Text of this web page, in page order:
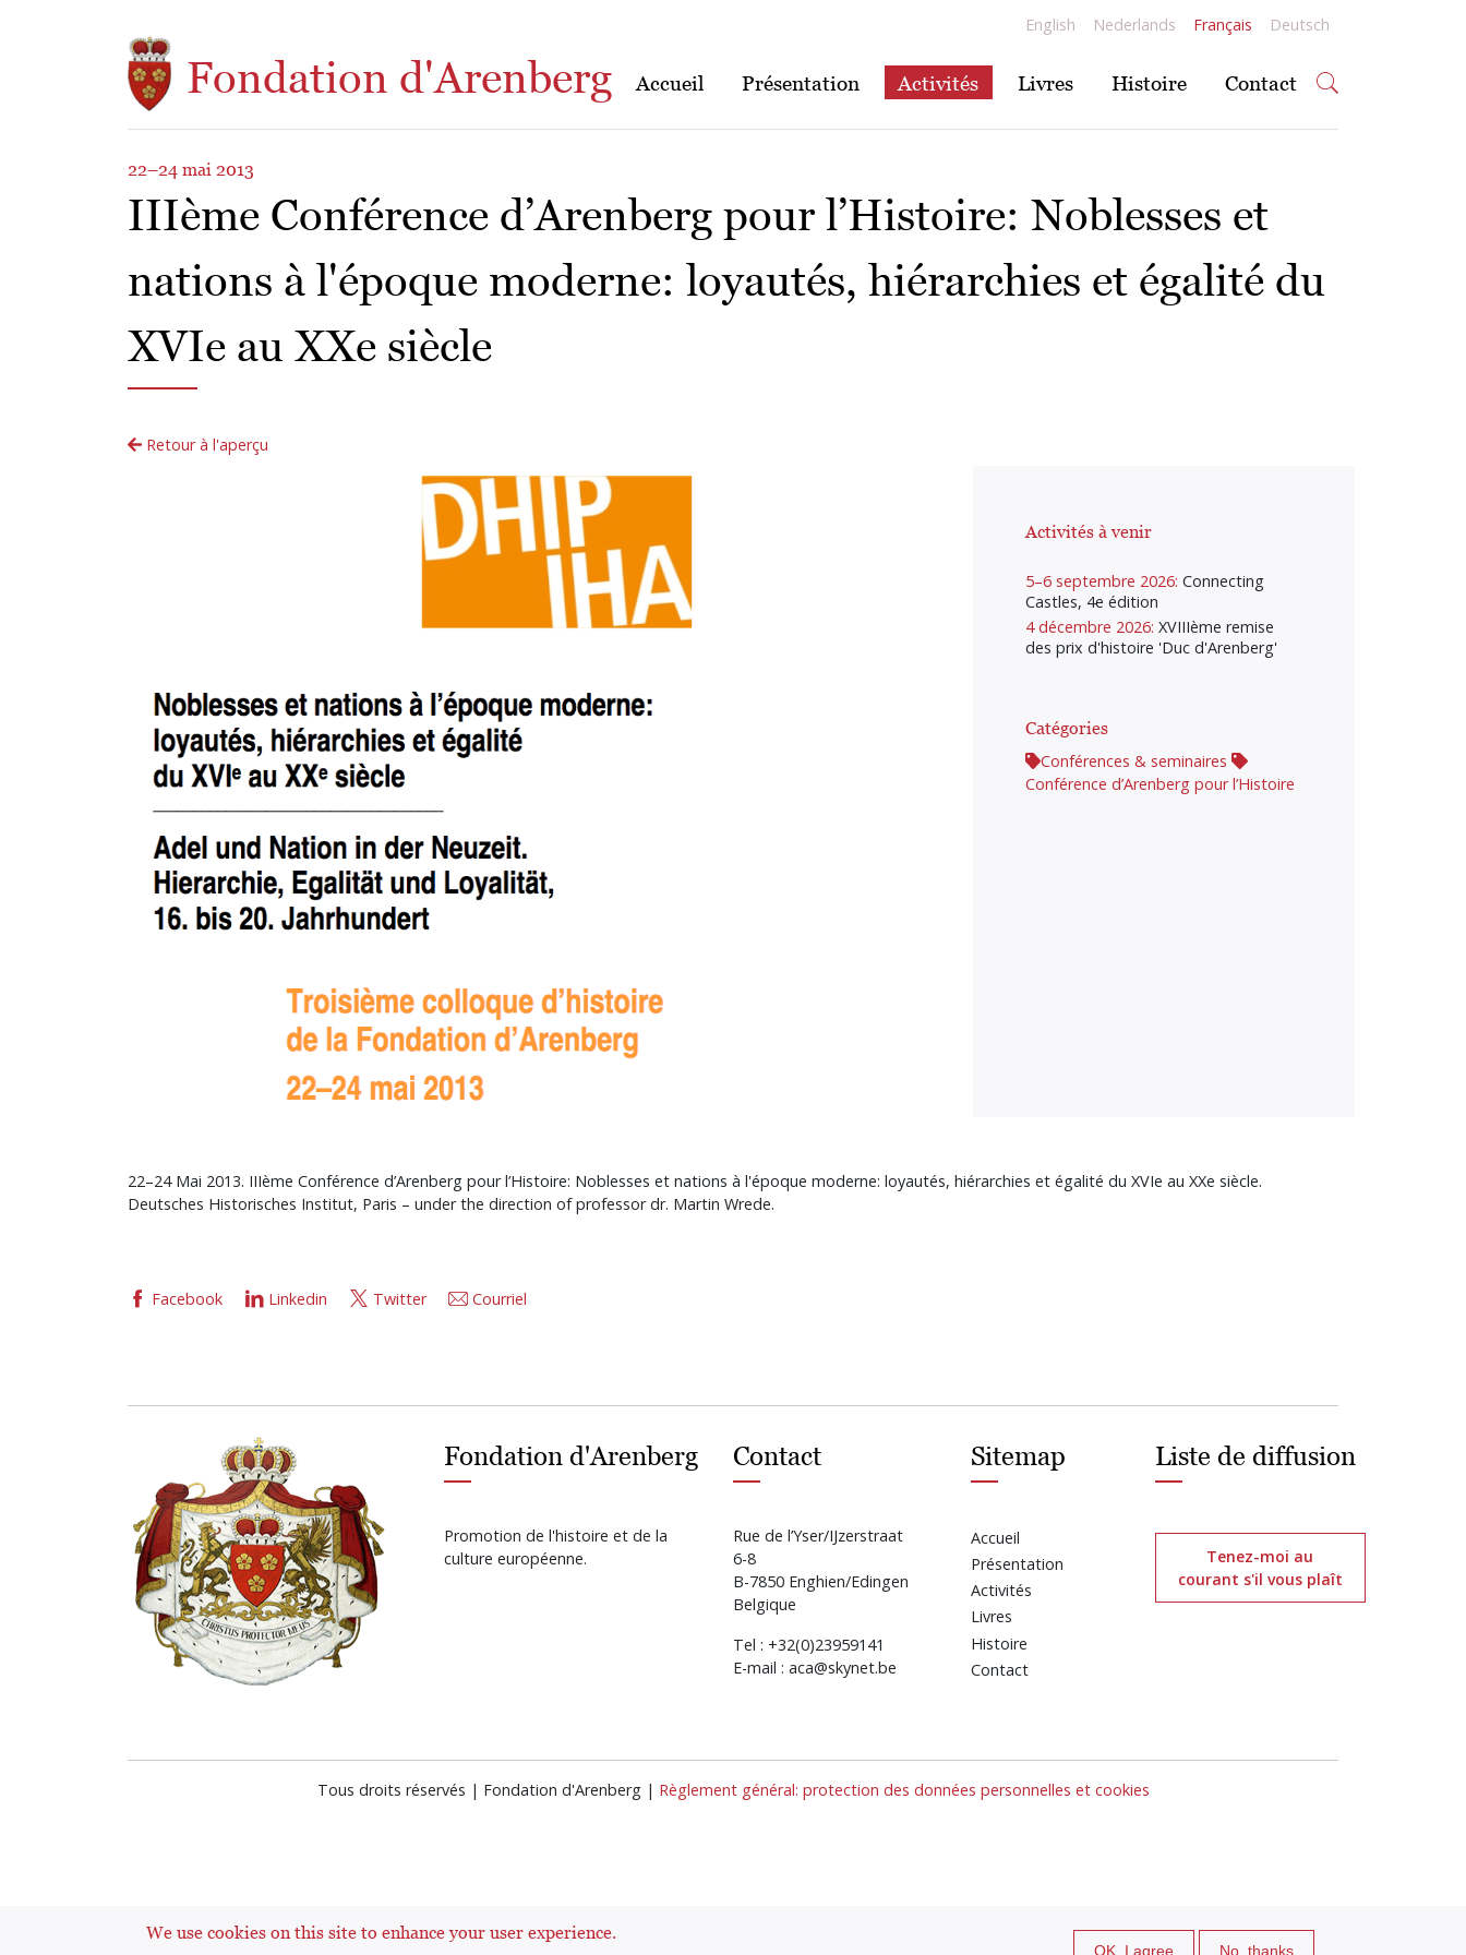
English Nederlands Français Deutsch
Fondation d'Arenberg Accueil Présentation Activités Livres Histoire Contact
22–24 mai 2013
IIIème Conférence d’Arenberg pour l’Histoire: Noblesses et
nations à l'époque moderne: loyautés, hiérarchies et égalité du
XVIe au XXe siècle
Retour à l'aperçu
Activités à venir
5–6 septembre 2026: Connecting
Castles, 4e édition
4 décembre 2026: XVIIIème remise
des prix d'histoire 'Duc d'Arenberg'
Catégories
Conférences & seminaires
Conférence d’Arenberg pour l’Histoire
22–24 Mai 2013. IIIème Conférence d’Arenberg pour l’Histoire: Noblesses et nations à l'époque moderne: loyautés, hiérarchies et égalité du XVIe au XXe siècle.
Deutsches Historisches Institut, Paris – under the direction of professor dr. Martin Wrede.
Facebook Linkedin Twitter Courriel
Fondation d'Arenberg
Promotion de l'histoire et de la
culture européenne.
Contact
Rue de l’Yser/IJzerstraat
6-8
B-7850 Enghien/Edingen
Belgique
Tel : +32(0)23959141
E-mail : aca@skynet.be
Sitemap
Accueil
Présentation
Activités
Livres
Histoire
Contact
Liste de diffusion
Tenez-moi au
courant s'il vous plaît
Tous droits réservés | Fondation d'Arenberg | Règlement général: protection des données personnelles et cookies
We use cookies on this site to enhance your user experience.
OK, I agree No, thanks